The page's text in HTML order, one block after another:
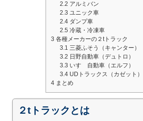
2.2 アルミバン
2.3 ユニック車
2.4 ダンプ車
2.5 冷蔵・冷凍車
3 各種メーカーの２tトラック
3.1 三菱ふそう（キャンター）
3.2 日野自動車（デュトロ）
3.3 いすゞ自動車（エルフ）
3.4 UDトラックス（カゼット）
4 まとめ
２tトラックとは